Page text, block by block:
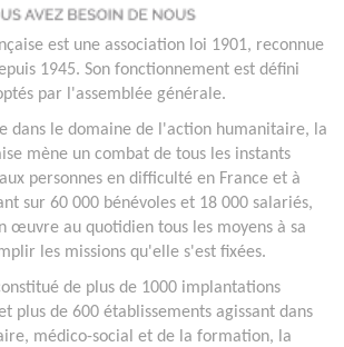
est une association loi 1901, reconnue
1945. Son fonctionnement est défini
par l'assemblée générale.
dans le domaine de l'action humanitaire, la
mène un combat de tous les instants
personnes en difficulté en France et à
sur 60 000 bénévoles et 18 000 salariés,
œuvre au quotidien tous les moyens à sa
les missions qu'elle s'est fixées.
de plus de 1000 implantations
plus de 600 établissements agissant dans
médico-social et de la formation, la